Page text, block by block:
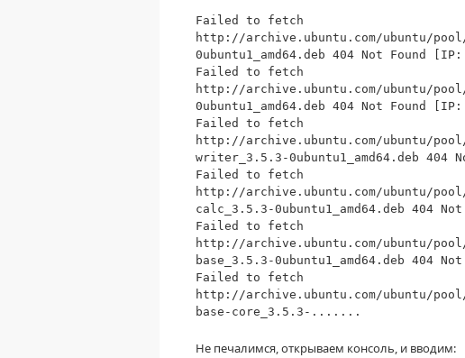
Failed to fetch
http://archive.ubuntu.com/ubuntu/
0ubuntu1_amd64.deb 404 Not Found [IP:
Failed to fetch
http://archive.ubuntu.com/ubuntu/
0ubuntu1_amd64.deb 404 Not Found [IP:
Failed to fetch
http://archive.ubuntu.com/ubuntu/
writer_3.5.3-0ubuntu1_amd64.deb 404
Failed to fetch
http://archive.ubuntu.com/ubuntu/
calc_3.5.3-0ubuntu1_amd64.deb 404
Failed to fetch
http://archive.ubuntu.com/ubuntu/
base_3.5.3-0ubuntu1_amd64.deb 404
Failed to fetch
http://archive.ubuntu.com/ubuntu/
base-core_3.5.3-.......
Не печалимся, открываем консоль, и вводим: